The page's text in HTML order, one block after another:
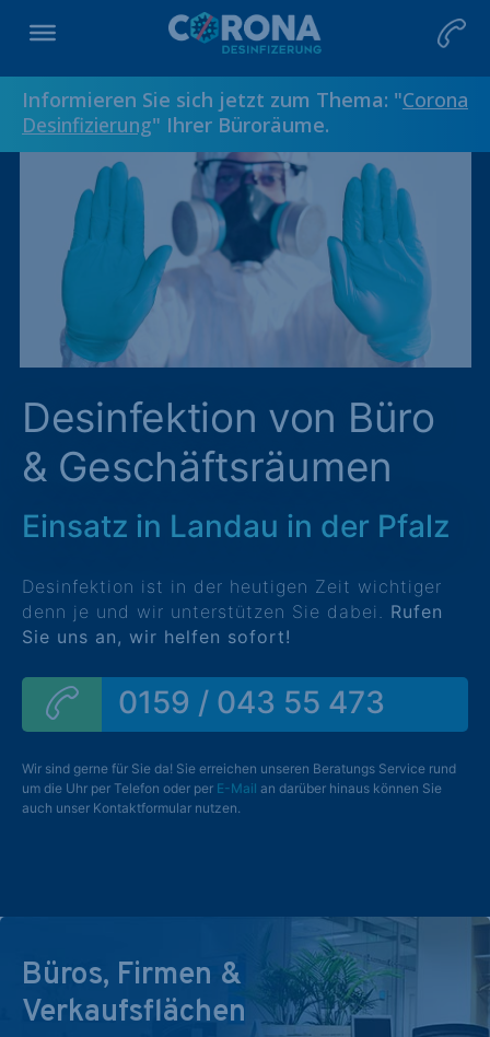
Informieren Sie sich jetzt zum Thema: "Corona
Desinfizierung" Ihrer Büroräume.
Desinfektion von Büro
& Geschäftsräumen
Einsatz in Landau in der Pfalz
Desinfektion ist in der heutigen Zeit wichtiger
denn je und wir unterstützen Sie dabei. Rufen
Sie uns an, wir helfen sofort!
0159 / 043 55 473
Wir sind gerne für Sie da! Sie erreichen unseren Beratungs Service rund
um die Uhr per Telefon oder per E-Mail an darüber hinaus können Sie
auch unser Kontaktformular nutzen.
Büros, Firmen &
Verkaufsflächen